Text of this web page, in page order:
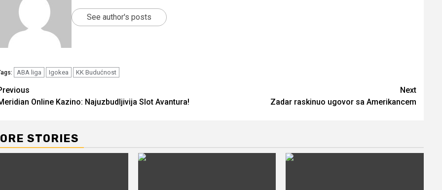
See author's posts
ABA liga Igokea KK Budućnost
Online Kazino: Najuzbudljivija Slot Avantura!
Next
Zadar raskinuo ugovor sa Amerikancem
STORIES